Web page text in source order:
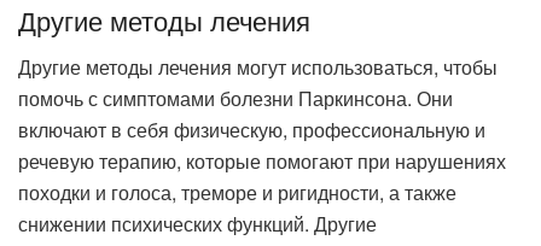
Другие методы лечения
Другие методы лечения могут использоваться, чтобы
помочь с симптомами болезни Паркинсона. Они
включают в себя физическую, профессиональную и
речевую терапию, которые помогают при нарушениях
походки и голоса, треморе и ригидности, а также
снижении психических функций. Другие